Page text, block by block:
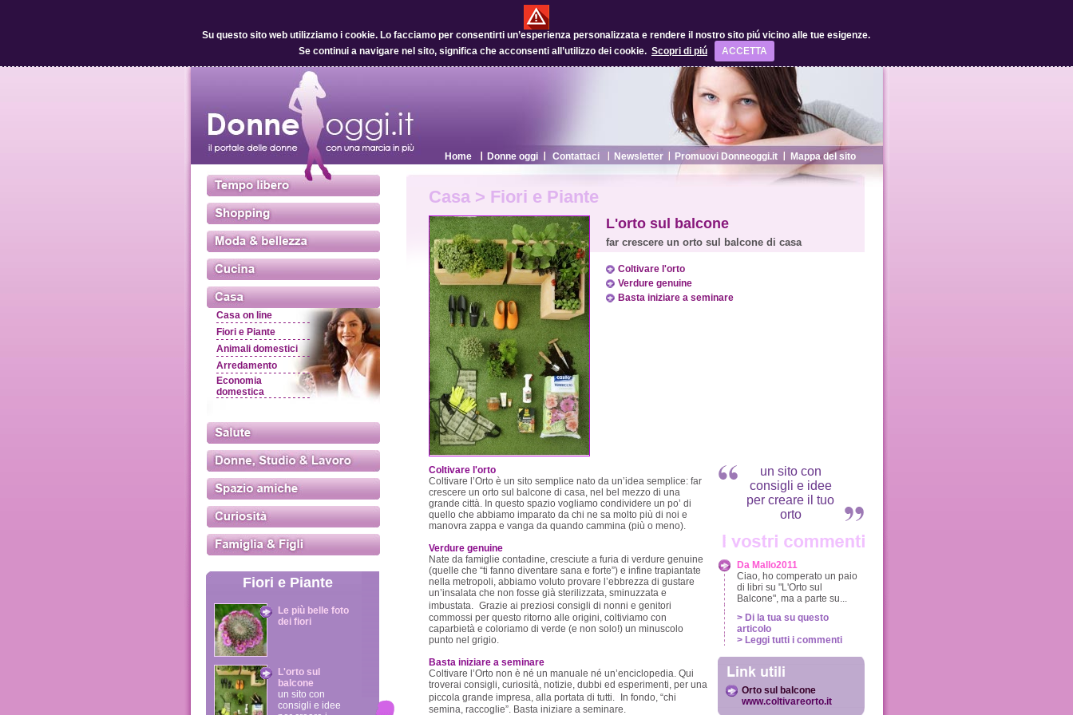
Su questo sito web utilizziamo i cookie. Lo facciamo per consentirti un’esperienza personalizzata e rendere il nostro sito piú vicino alle tue esigenze.
Se continui a navigare nel sito, significa che acconsenti all’utilizzo dei cookie. Scopri di piú ACCETTA
Home Donne oggi Contattaci Newsletter Promuovi Donneoggi.it Mappa del sito
Casa on line
Fiori e Piante
Animali domestici
Arredamento
Economia
domestica
Fiori e Piante
Le più belle foto
dei fiori
L'orto sul
balcone
un sito con
consigli e idee
Casa > Fiori e Piante
L'orto sul balcone
far crescere un orto sul balcone di casa
Coltivare l'orto
Verdure genuine
Basta iniziare a seminare
Coltivare l'orto
Coltivare l’Orto è un sito semplice nato da un’idea semplice: far
crescere un orto sul balcone di casa, nel bel mezzo di una
grande città. In questo spazio vogliamo condividere un po’ di
quello che abbiamo imparato da chi ne sa molto più di noi e
manovra zappa e vanga da quando cammina (più o meno).
Verdure genuine
Nate da famiglie contadine, cresciute a furia di verdure genuine
(quelle che “ti fanno diventare sana e forte”) e infine trapiantate
nella metropoli, abbiamo voluto provare l’ebbrezza di gustare
un’insalata che non fosse già sterilizzata, sminuzzata e
imbustata. Grazie ai preziosi consigli di nonni e genitori
commossi per questo ritorno alle origini, coltiviamo con
caparbietà e coloriamo di verde (e non solo!) un minuscolo
punto nel grigio.
Basta iniziare a seminare
Coltivare l’Orto non è né un manuale né un’enciclopedia. Qui
troverai consigli, curiosità, notizie, dubbi ed esperimenti, per una
piccola grande impresa, alla portata di tutti. In fondo, “chi
semina, raccoglie”. Basta iniziare a seminare.
un sito con
consigli e idee
per creare il tuo
orto
Da Mallo2011
Ciao, ho comperato un paio
di libri su "L'Orto sul
Balcone", ma a parte su...
> Di la tua su questo
articolo
> Leggi tutti i commenti
Orto sul balcone
www.coltivareorto.it